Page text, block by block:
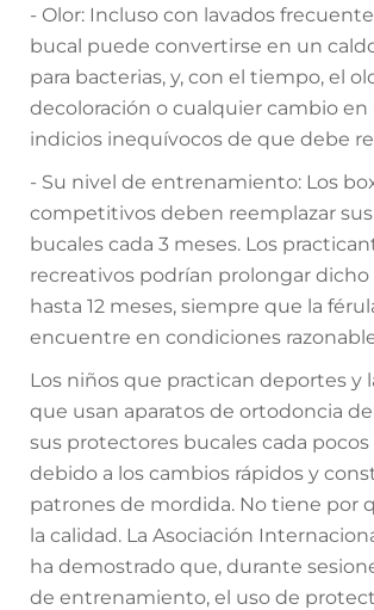
- Olor: Incluso con lavados
bucal puede convertirse en un
para bacterias, y, con el tiempo, el
decoloración o cualquier cambio en
indicios inequívocos de que debe
- Su nivel de entrenamiento: Los
competitivos deben reemplazar
bucales cada 3 meses. Los
recreativos podrían prolongar
hasta 12 meses, siempre que la
encuentre en condiciones
Los niños que practican deportes y
que usan aparatos de ortodoncia
sus protectores bucales cada pocos
debido a los cambios rápidos y
patrones de mordida. No tiene por
la calidad. La Asociación
ha demostrado que, durante
de entrenamiento, el uso de